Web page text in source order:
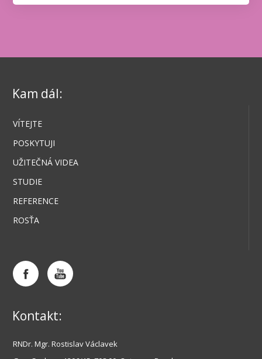
Kam dál:
VÍTEJTE
POSKYTUJI
UŽITEČNÁ VIDEA
STUDIE
REFERENCE
ROSŤA
Kontakt:
RNDr. Mgr. Rostislav Václavek